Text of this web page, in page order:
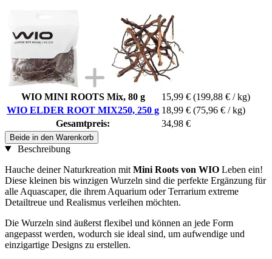
WIO MINI ROOTS Mix, 80 g 15,99 € (199,88 € / kg)
WIO ELDER ROOT MIX250, 250 g 18,99 € (75,96 € / kg)
Gesamtpreis:
34,98 €
Beide in den Warenkorb
Beschreibung
Hauche deiner Naturkreation mit Mini Roots von WIO Leben ein!
Diese kleinen bis winzigen Wurzeln sind die perfekte Ergänzung für
alle Aquascaper, die ihrem Aquarium oder Terrarium extreme
Detailtreue und Realismus verleihen möchten.
Die Wurzeln sind äußerst flexibel und können an jede Form
angepasst werden, wodurch sie ideal sind, um aufwendige und
einzigartige Designs zu erstellen.